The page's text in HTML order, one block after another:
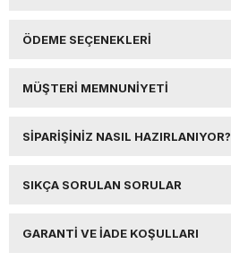
ÖDEME SEÇENEKLERI
MÜŞTERI MEMNUNIYETI
SIPARIŞINIZ NASIL HAZIRLANIYOR?
SIKÇA SORULAN SORULAR
GARANTI VE İADE KOŞULLARI